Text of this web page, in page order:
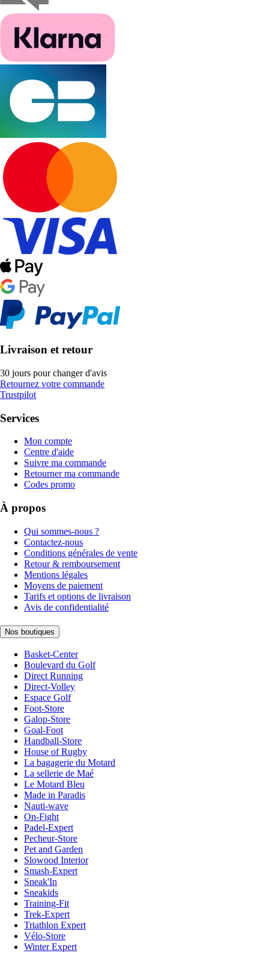
Livraison et retour
30 jours pour changer d'avis
Retournez votre commande
Trustpilot
Services
Mon compte
Centre d'aide
Suivre ma commande
Retourner ma commande
Codes promo
À propos
Qui sommes-nous ?
Contactez-nous
Conditions générales de vente
Retour & remboursement
Mentions légales
Moyens de paiement
Tarifs et options de livraison
Avis de confidentialité
Nos boutiques
Basket-Center
Boulevard du Golf
Direct Running
Direct-Volley
Espace Golf
Foot-Store
Galop-Store
Goal-Foot
Handball-Store
House of Rugby
La bagagerie du Motard
La sellerie de Maé
Le Motard Bleu
Made in Paradis
Nauti-wave
On-Fight
Padel-Expert
Pecheur-Store
Pet and Garden
Slowood Interior
Smash-Expert
Sneak'In
Sneakids
Training-Fit
Trek-Expert
Triathlon Expert
Vélo-Store
Winter Expert